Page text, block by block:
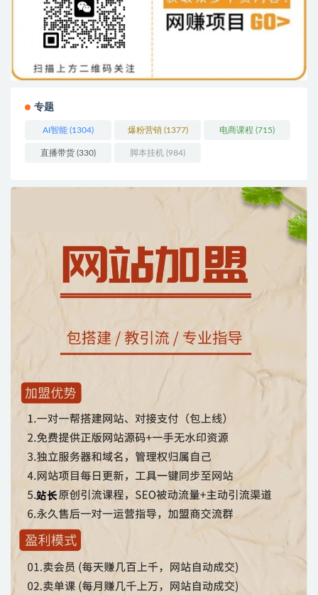
专题
AI智能 (1304) 爆粉营销 (1377) 电商课程 (715)
直播带货 (330) 脚本挂机 (984)